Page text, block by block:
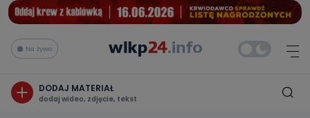
Na żywo
DODAJ MATERIAŁ
dodaj wideo, zdjęcie, tekst